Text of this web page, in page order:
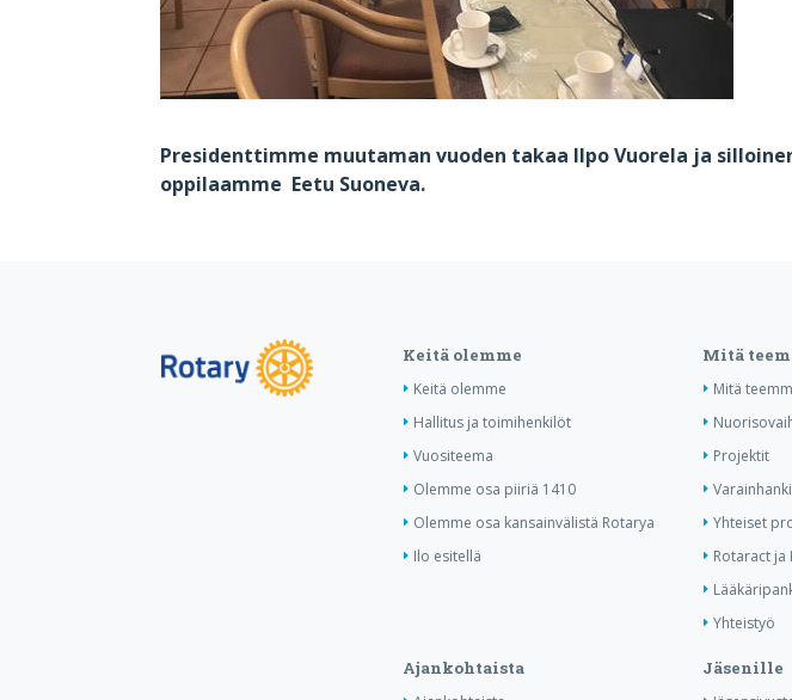
Presidenttimme muutaman vuoden takaa Ilpo Vuorela ja
oppilaamme Eetu Suoneva.
Keitä olemme
Keitä olemme
Hallitus ja toimihenkilöt
Vuositeema
Olemme osa piiriä 1410
Olemme osa kansainvälistä Rotarya
Ilo esitellä
Mitä
Mitä
Projektit
Yhteiset
Rotaract ja
Yhteistyö
Ajankohtaista Jäsenille